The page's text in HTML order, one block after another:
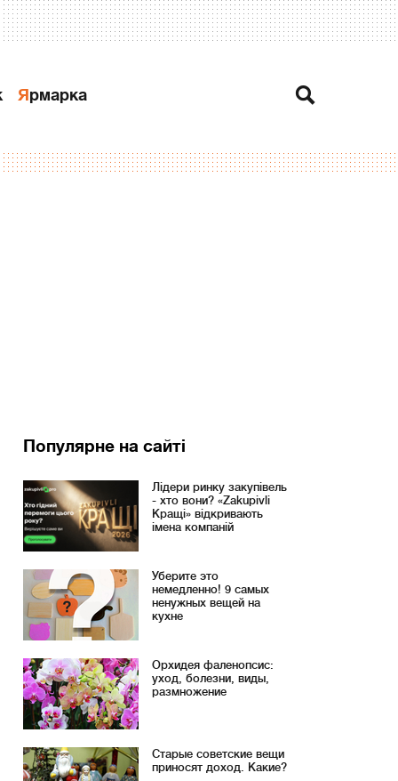
Ярмарка
Популярне на сайті
Лідери ринку закупівель
- хто вони? «Zakupivli
Кращі» відкривають
імена компаній
Уберите это
немедленно! 9 самых
ненужных вещей на
кухне
Орхидея фаленопсис:
уход, болезни, виды,
размножение
Старые советские вещи
приносят доход. Какие?